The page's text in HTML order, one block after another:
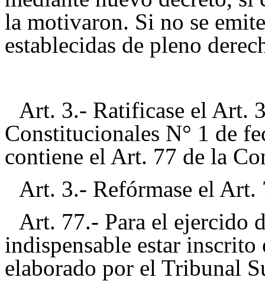
la motivaron. Si no se
establecidas de pleno
Art. 3.- Ratificase el Art.
Constitucionales N° 1 de
contiene el Art. 77 de la
Art. 3.- Refórmase el Art.
Art. 77.- Para el ejercido
indispensable estar
elaborado por el Tribunal